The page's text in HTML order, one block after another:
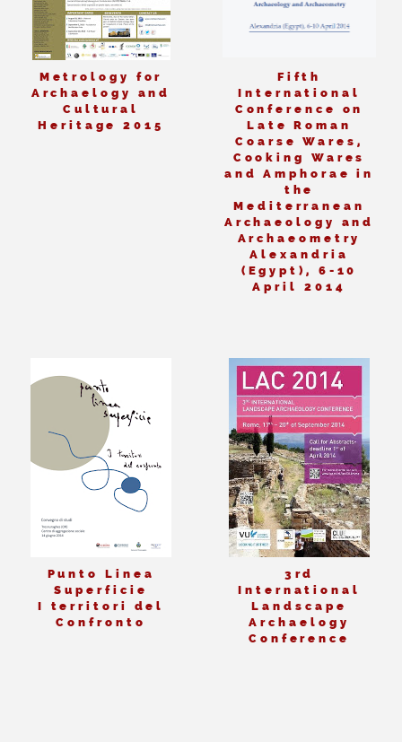
Metrology for
Archaelogy and
Cultural
Heritage 2015
Fifth
International
Conference on
Late Roman
Coarse Wares,
Cooking Wares
and Amphorae in
the
Mediterranean
Archaeology and
Archaeometry
Alexandria
(Egypt), 6-10
April 2014
Punto Linea
Superficie
I territori del
Confronto
3rd
International
Landscape
Archaelogy
Conference